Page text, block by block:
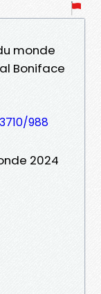
monde
Boniface
988
2024